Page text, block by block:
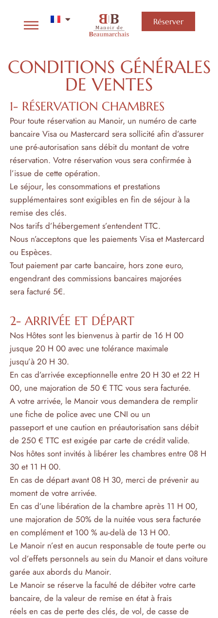
Réserver
CONDITIONS GÉNÉRALES
DE VENTES
1- RÉSERVATION CHAMBRES
Pour toute réservation au Manoir, un numéro de carte
bancaire Visa ou Mastercard sera sollicité afin d’assurer
une pré-autorisation sans débit du montant de votre
réservation. Votre réservation vous sera confirmée à
l’issue de cette opération.
Le séjour, les consommations et prestations
supplémentaires sont exigibles en fin de séjour à la
remise des clés.
Nos tarifs d’hébergement s’entendent TTC.
Nous n’acceptons que les paiements Visa et Mastercard
ou Espèces.
Tout paiement par carte bancaire, hors zone euro,
engendrant des commissions bancaires majorées
sera facturé 5€.
2- ARRIVÉE ET DÉPART
Nos Hôtes sont les bienvenus à partir de 16 H 00
jusque 20 H 00 avec une tolérance maximale
jusqu’à 20 H 30.
En cas d’arrivée exceptionnelle entre 20 H 30 et 22 H
00, une majoration de 50 € TTC vous sera facturée.
A votre arrivée, le Manoir vous demandera de remplir
une fiche de police avec une CNI ou un
passeport et une caution en préautorisation sans débit
de 250 € TTC est exigée par carte de crédit valide.
Nos hôtes sont invités à libérer les chambres entre 08 H
30 et 11 H 00.
En cas de départ avant 08 H 30, merci de prévenir au
moment de votre arrivée.
En cas d’une libération de la chambre après 11 H 00,
une majoration de 50% de la nuitée vous sera facturée
en complément et 100 % au-delà de 13 H 00.
Le Manoir n’est en aucun responsable de toute perte ou
vol d’effets personnels au sein du Manoir et dans voiture
garée aux abords du Manoir.
Le Manoir se réserve la faculté de débiter votre carte
bancaire, de la valeur de remise en état à frais
réels en cas de perte des clés, de vol, de casse de